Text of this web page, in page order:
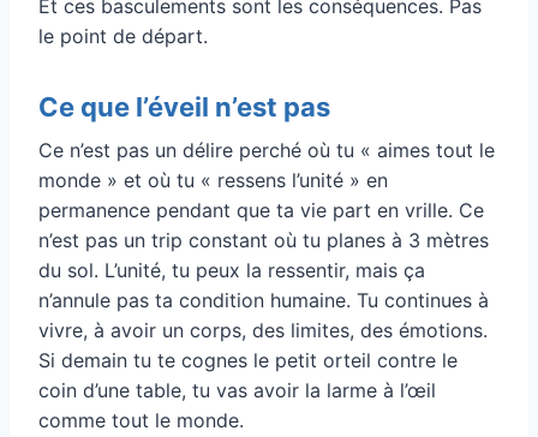
Et ces basculements sont les conséquences. Pas
le point de départ.
Ce que l’éveil n’est pas
Ce n’est pas un délire perché où tu « aimes tout le
monde » et où tu « ressens l’unité » en
permanence pendant que ta vie part en vrille. Ce
n’est pas un trip constant où tu planes à 3 mètres
du sol. L’unité, tu peux la ressentir, mais ça
n’annule pas ta condition humaine. Tu continues à
vivre, à avoir un corps, des limites, des émotions.
Si demain tu te cognes le petit orteil contre le
coin d’une table, tu vas avoir la larme à l’œil
comme tout le monde.